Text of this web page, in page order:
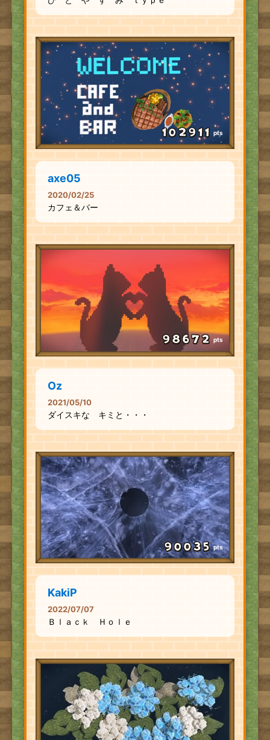
pts
axe05
2020/02/25
カフェ＆バー
pts
Oz
2021/05/10
ダイスキな キミと・・・
pts
KakiP
2022/07/07
Ｂｌａｃｋ Ｈｏｌｅ